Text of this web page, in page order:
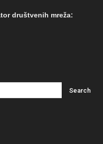
Nikolić
društvenih mreža: